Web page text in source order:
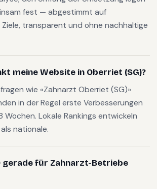
fest — abgestimmt auf
transparent und ohne nachhaltige
meine Website in Oberriet (SG)?
wie «Zahnarzt Oberriet (SG)»
in der Regel erste Verbesserungen
Wochen. Lokale Rankings entwickeln
nationale.
gerade für Zahnarzt-Betriebe